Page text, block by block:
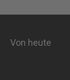
Von heute